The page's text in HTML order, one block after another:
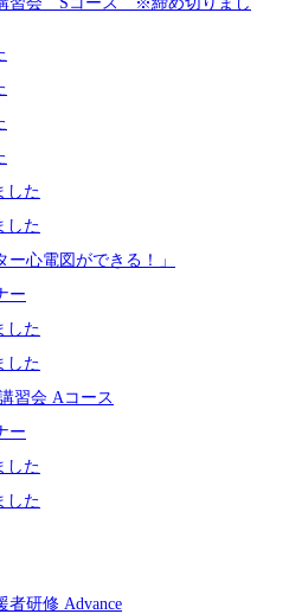
した
した
心電図ができる！」
ー
した
した
習会 Aコース
ー
した
した
者研修 Advance